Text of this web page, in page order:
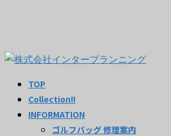
TOP
Collection!!
INFORMATION
ゴルフバッグ 修理案内